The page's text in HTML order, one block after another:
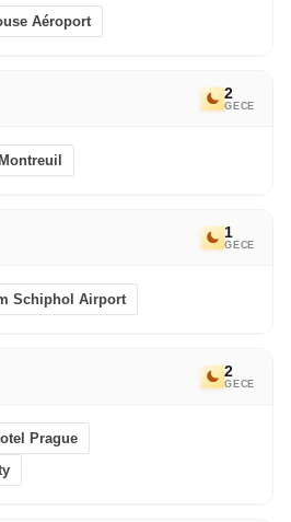
Aéroport
2
GECE
1
GECE
Schiphol Airport
2
GECE
Prague